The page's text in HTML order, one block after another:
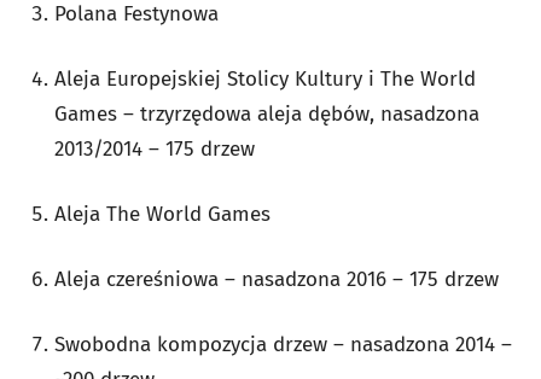
Polana Festynowa
Aleja Europejskiej Stolicy Kultury i The World
Games – trzyrzędowa aleja dębów, nasadzona
2013/2014 – 175 drzew
Aleja The World Games
Aleja czereśniowa – nasadzona 2016 – 175 drzew
Swobodna kompozycja drzew – nasadzona 2014 –